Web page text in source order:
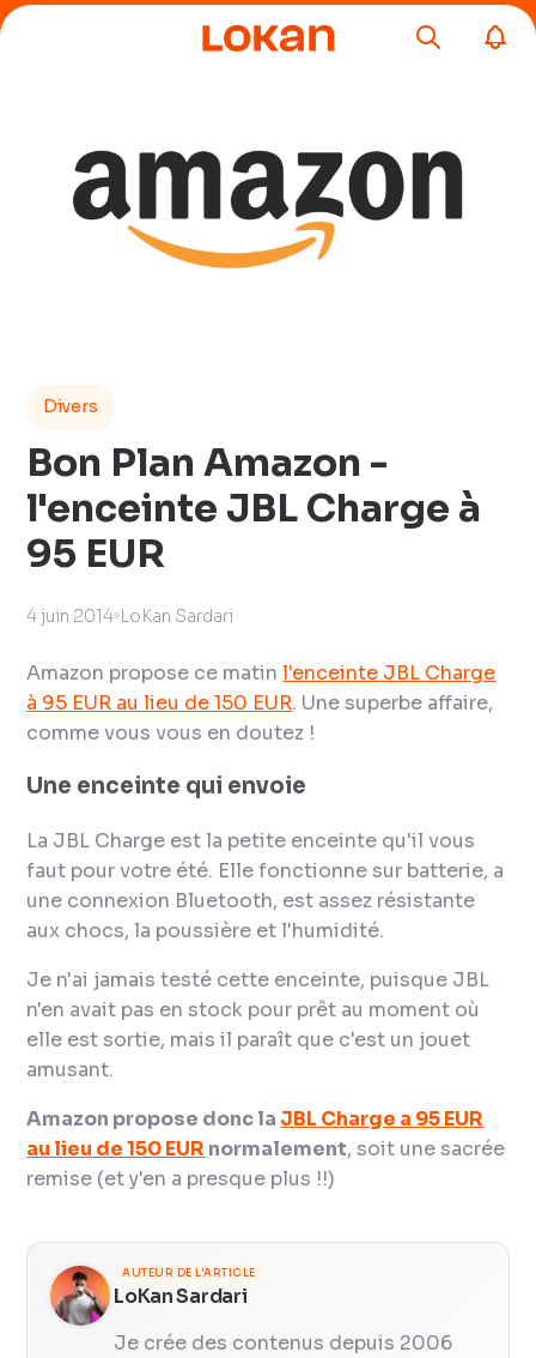
Divers
Bon Plan Amazon -
l'enceinte JBL Charge à
95 EUR
4 juin 2014 LoKan Sardari
Amazon propose ce matinl'enceinte JBL Charge
à 95 EUR au lieu de 150 EUR. Une superbe affaire,
comme vous vous en doutez !
Une enceinte qui envoie
La JBL Charge est la petite enceinte qu'il vous
faut pour votre été. Elle fonctionne sur batterie, a
une connexion Bluetooth, est assez résistante
aux chocs, la poussière et l'humidité.
Je n'ai jamais testé cette enceinte, puisque JBL
n'en avait pas en stock pour prêt au moment où
elle est sortie, mais il paraît que c'est un jouet
amusant.
Amazon propose donc la JBL Charge a 95 EUR
au lieu de 150 EUR normalement, soit une sacrée
remise (et y'en a presque plus !!)
AUTEUR DE L'ARTICLE
LoKan Sardari
Je crée des contenus depuis 2006